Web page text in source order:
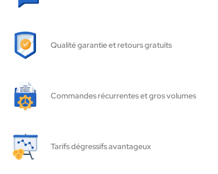
Qualité garantie et retours gratuits
Commandes récurrentes et gros volumes
Tarifs dégressifs avantageux